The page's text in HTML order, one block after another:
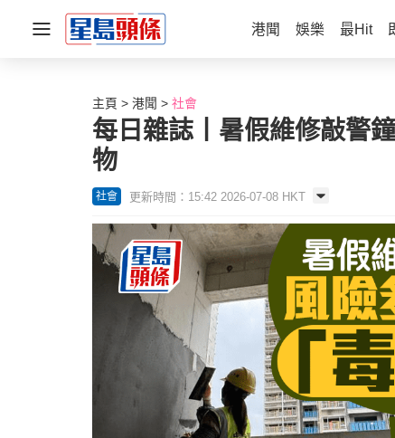
港聞 娛樂 最Hit
主頁 港聞 社會
每日雜誌丨暑假維修敲警
物
社會 更新時間：15:42 2026-07-08 HKT